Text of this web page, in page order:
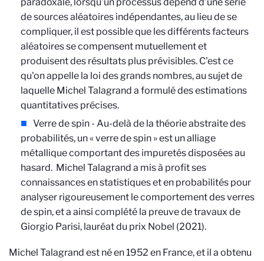
de sources aléatoires indépendantes, au lieu de se
compliquer, il est possible que les différents facteurs
aléatoires se compensent mutuellement et
produisent des résultats plus prévisibles. C'est ce
qu'on appelle la loi des grands nombres, au sujet de
laquelle Michel Talagrand a formulé des estimations
quantitatives précises.
Verre de spin - Au-delà de la théorie abstraite des
probabilités, un « verre de spin » est un alliage
métallique comportant des impuretés disposées au
hasard. Michel Talagrand a mis à profit ses
connaissances en statistiques et en probabilités pour
analyser rigoureusement le comportement des verres
de spin, et a ainsi complété la preuve de travaux de
Giorgio Parisi, lauréat du prix Nobel (2021).
Michel Talagrand est né en 1952 en France, et il a obtenu